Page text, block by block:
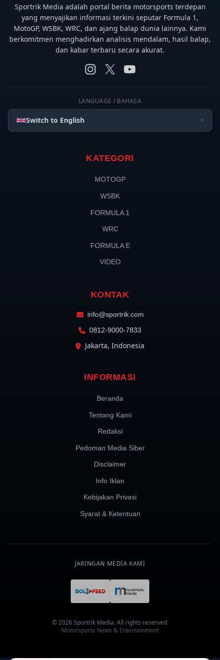
Sportrik Media adalah portal berita motorsports terdepan
yang menyajikan informasi terkini seputar Formula 1,
MotoGP, WSBK, WRC, dan ajang balap dunia lainnya. Kami
berkomitmen menghadirkan analisis mendalam, hasil balap,
dan kabar terbaru secara akurat.
LANGUAGE / BAHASA
Switch to English
KATEGORI
MOTOGP
WSBK
FORMULA 1
WRC
FORMULA E
VIDEO
KONTAK
info@sportrik.com
0812-9000-7833
Jakarta, Indonesia
INFORMASI
Beranda
Tentang Kami
Redaksi
Pedoman Media Siber
Disclaimer
Info Iklan
Kebijakan Privasi
Syarat & Ketentuan
JARINGAN MEDIA KAMI
© 2026 Sportrik Media. All rights reserved.
Motorsports News & Entertainment